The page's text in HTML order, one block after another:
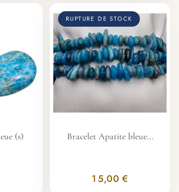
(s) Bracelet Apatite bleue...
15,00 €
RUPTURE DE STOCK